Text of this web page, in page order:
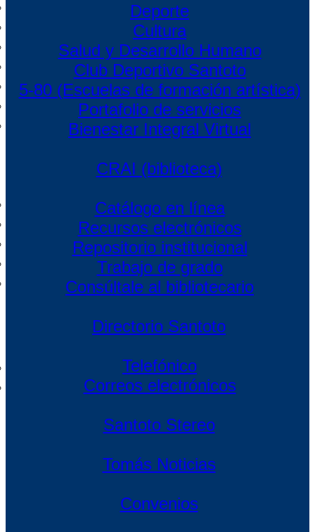
Deporte
Cultura
Salud y Desarrollo Humano
Club Deportivo Santoto
5-80 (Escuelas de formación artística)
Portafolio de servicios
Bienestar Integral Virtual
CRAI (biblioteca)
Catálogo en línea
Recursos electrónicos
Repositorio institucional
Trabajo de grado
Consúltale al bibliotecario
Directorio Santoto
Telefónico
Correos electrónicos
Santoto Stereo
Tomás Noticias
Convenios